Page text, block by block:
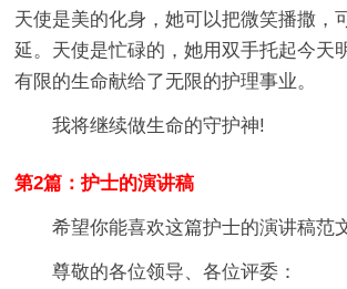
天使是美的化身，她可以把微笑播撒，
延。天使是忙碌的，她用双手托起今天
有限的生命献给了无限的护理事业。
我将继续做生命的守护神!
第2篇：护士的演讲稿
希望你能喜欢这篇护士的演讲稿范
尊敬的各位领导、各位评委：